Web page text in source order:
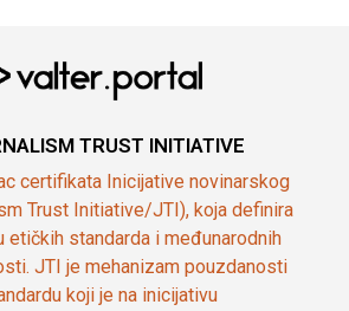
TRUST INITIATIVE
certifikata Inicijative novinarskog
Trust Initiative/JTI), koja definira
etičkih standarda i međunarodnih
JTI je mehanizam pouzdanosti
koji je na inicijativu